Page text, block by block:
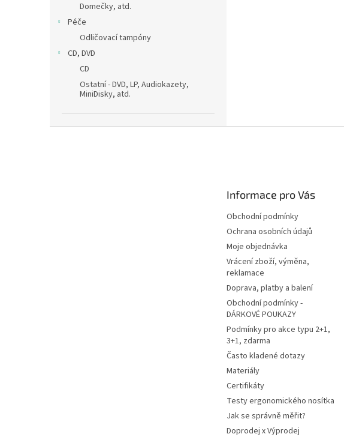
Domečky, atd.
Péče
Odličovací tampóny
CD, DVD
CD
Ostatní - DVD, LP, Audiokazety,
MiniDisky, atd.
Informace pro Vás
Obchodní podmínky
Ochrana osobních údajů
Moje objednávka
Vrácení zboží, výměna,
reklamace
Doprava, platby a balení
Obchodní podmínky -
DÁRKOVÉ POUKAZY
Podmínky pro akce typu 2+1,
3+1, zdarma
Často kladené dotazy
Materiály
Certifikáty
Testy ergonomického nosítka
Jak se správně měřit?
Doprodej x Výprodej